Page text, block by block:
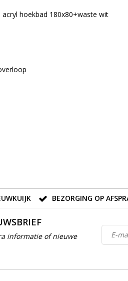
hoekbad 180x80+waste wit
BEZORGING OP
informatie of nieuwe